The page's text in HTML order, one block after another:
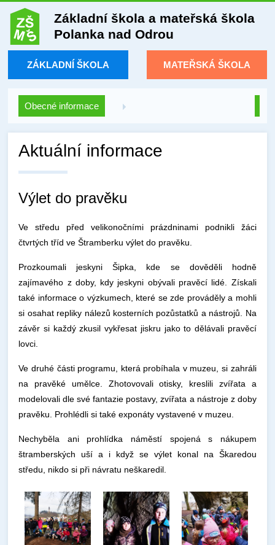
Základní škola a mateřská škola
Polanka nad Odrou
ZÁKLADNÍ ŠKOLA MATEŘSKÁ ŠKOLA
Obecné informace
Aktuální informace
Výlet do pravěku
Ve středu před velikonočními prázdninami podnikli žáci
čtvrtých tříd ve Štramberku výlet do pravěku.
Prozkoumali jeskyni Šipka, kde se dověděli hodně
zajímavého z doby, kdy jeskyni obývali pravěcí lidé. Získali
také informace o výzkumech, které se zde prováděly a mohli
si osahat repliky nálezů kosterních pozůstatků a nástrojů. Na
závěr si každý zkusil vykřesat jiskru jako to dělávali pravěcí
lovci.
Ve druhé části programu, která probíhala v muzeu, si zahráli
na pravěké umělce. Zhotovovali otisky, kreslili zvířata a
modelovali dle své fantazie postavy, zvířata a nástroje z doby
pravěku. Prohlédli si také exponáty vystavené v muzeu.
Nechyběla ani prohlídka náměstí spojená s nákupem
štramberských uší a i když se výlet konal na Škaredou
středu, nikdo si při návratu neškaredil.